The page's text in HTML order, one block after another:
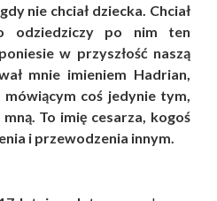
nie chciał dziecka. Chciał
odziedziczy po nim ten
w przyszłość naszą
mnie imieniem Hadrian,
coś jedynie tym,
To imię cesarza, kogoś
i przewodzenia innym.